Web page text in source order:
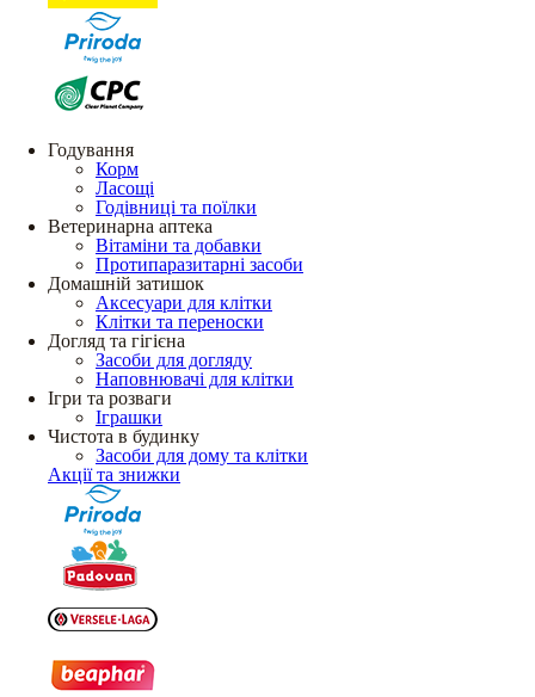
Годування
Корм
Ласощі
Годівниці та поїлки
Ветеринарна аптека
Вітаміни та добавки
Протипаразитарні засоби
Домашній затишок
Аксесуари для клітки
Клітки та переноски
Догляд та гігієна
Засоби для догляду
Наповнювачі для клітки
Ігри та розваги
Іграшки
Чистота в будинку
Засоби для дому та клітки
Акції та знижки